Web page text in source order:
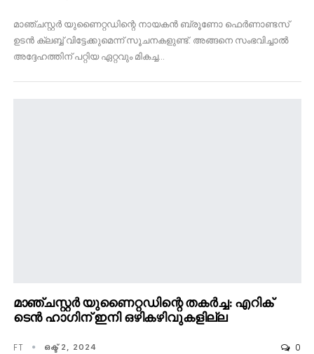
മാഞ്ചസ്റ്റർ യുണൈറ്റഡിന്റെ നായകൻ ബ്രൂണോ ഫെർണാണ്ടസ്
ഉടൻ ക്ലബ്ബ് വിട്ടേക്കുമെന്ന് സൂചനകളുണ്ട്. അങ്ങനെ സംഭവിച്ചാൽ
അദ്ദേഹത്തിന് പറ്റിയ ഏറ്റവും മികച്ച…
മാഞ്ചസ്റ്റർ യുണൈറ്റഡിന്റെ തകർച്ച: എറിക്
ടെൻ ഹാഗിന് ഇനി ഒഴികഴിവുകളില്ല
FT ഒക്ട് 2, 2024 0